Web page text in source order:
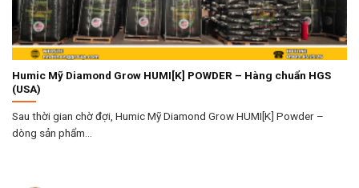
Humic Mỹ Diamond Grow HUMI[K] POWDER – Hàng chuẩn HGS
(USA)
Sau thời gian chờ đợi, Humic Mỹ Diamond Grow HUMI[K] Powder –
dòng sản phẩm...